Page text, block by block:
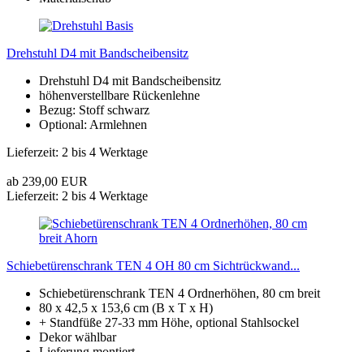
Drehstuhl D4 mit Bandscheibensitz
Drehstuhl D4 mit Bandscheibensitz
höhenverstellbare Rückenlehne
Bezug: Stoff schwarz
Optional: Armlehnen
Lieferzeit: 2 bis 4 Werktage
ab 239,00 EUR
Lieferzeit: 2 bis 4 Werktage
Schiebetürenschrank TEN 4 OH 80 cm Sichtrückwand...
Schiebetürenschrank TEN 4 Ordnerhöhen, 80 cm breit
80 x 42,5 x 153,6 cm (B x T x H)
+ Standfüße 27-33 mm Höhe, optional Stahlsockel
Dekor wählbar